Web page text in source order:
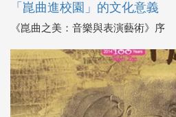
「崑曲進校園」的文化意義
《崑曲之美：音樂與表演藝術》序